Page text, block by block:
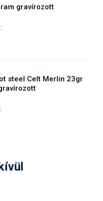
gravírozott
steel Celt Merlin 23gr